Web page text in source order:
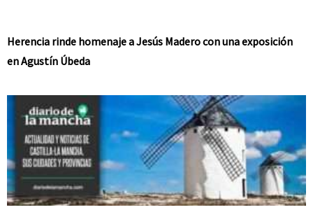
Herencia rinde homenaje a Jesús Madero con una exposición
en Agustín Úbeda